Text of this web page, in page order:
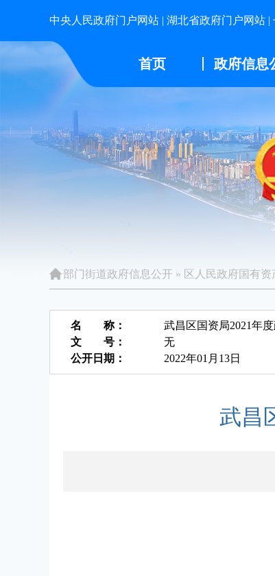
中央人民政府门户网站 | 湖北省政府门户网站 |
首页 政府信息
部门街道政府信息公开 » 区人民政府国有
名 称： 武昌区国资局2021年
文 号：
无
公开日期：
2022年01月13日
武昌